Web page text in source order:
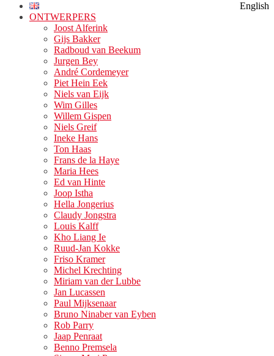
English
ONTWERPERS
Joost Alferink
Gijs Bakker
Radboud van Beekum
Jurgen Bey
André Cordemeyer
Piet Hein Eek
Niels van Eijk
Wim Gilles
Willem Gispen
Niels Greif
Ineke Hans
Ton Haas
Frans de la Haye
Maria Hees
Ed van Hinte
Joop Istha
Hella Jongerius
Claudy Jongstra
Louis Kalff
Kho Liang Ie
Ruud-Jan Kokke
Friso Kramer
Michel Krechting
Miriam van der Lubbe
Jan Lucassen
Paul Mijksenaar
Bruno Ninaber van Eyben
Rob Parry
Jaap Penraat
Benno Premsela